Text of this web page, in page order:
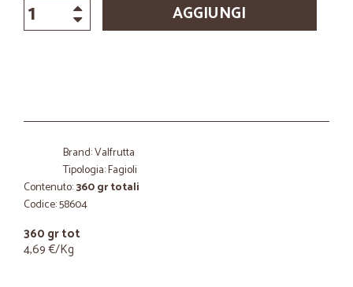
AGGIUNGI
Brand: Valfrutta
Tipologia: Fagioli
Contenuto:360 gr totali
Codice: 58604
360 gr tot
4,69 €/Kg